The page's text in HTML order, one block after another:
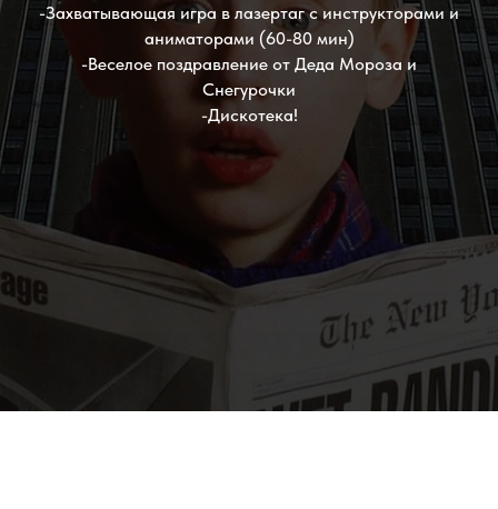
-Захватывающая игра в лазертаг с инструкторами и
аниматорами (60-80 мин)
-Веселое поздравление от Деда Мороза и
Снегурочки
-Дискотека!